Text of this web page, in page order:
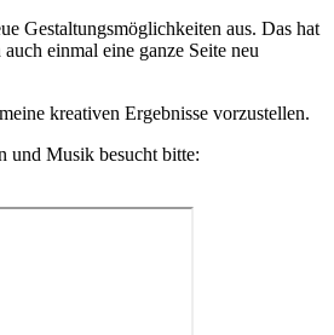
Gestaltungsmöglichkeiten aus. Das hat
einmal eine ganze Seite neu
kreativen Ergebnisse vorzustellen.
und Musik besucht bitte: